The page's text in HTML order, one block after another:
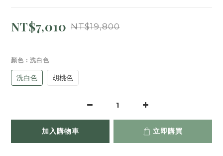
NT$7,010 NT$19,800
顏色 : 洗白色
洗白色 胡桃色
加入購物車 立即購買